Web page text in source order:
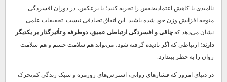
ناامیدی یا کاهش اعتمادبه‌نفس را تجربه کنید؛ یا برعکس، در دوران افسردگی
متوجه افزایش وزن خود شده باشید. این اتفاق تصادفی نیست. تحقیقات علمی
نشان می‌دهد که چاقی و افسردگی ارتباطی عمیق، دوطرفه و تأثیرگذار بر یکدیگر
دارند؛ ارتباطی که اگر نادیده گرفته شود، می‌تواند هم سلامت جسم و هم سلامت
روان را به خطر بیندازد.
در دنیای امروز که فشارهای روانی، استرس‌های روزمره و سبک زندگی کم‌تحرک